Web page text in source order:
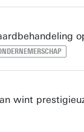
wint